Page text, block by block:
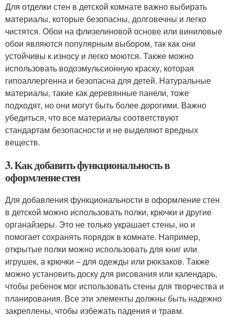
Для отделки стен в детской комнате важно выбирать
материалы, которые безопасны, долговечны и легко
чистятся. Обои на флизелиновой основе или виниловые
обои являются популярным выбором, так как они
устойчивы к износу и легко моются. Также можно
использовать водоэмульсионную краску, которая
гипоаллергенна и безопасна для детей. Натуральные
материалы, такие как деревянные панели, тоже
подходят, но они могут быть более дорогими. Важно
убедиться, что все материалы соответствуют
стандартам безопасности и не выделяют вредных
веществ.
3. Как добавить функциональность в
оформление стен
Для добавления функциональности в оформление стен
в детской можно использовать полки, крючки и другие
органайзеры. Это не только украшает стены, но и
помогает сохранять порядок в комнате. Например,
открытые полки можно использовать для книг или
игрушек, а крючки – для одежды или рюкзаков. Также
можно установить доску для рисования или календарь,
чтобы ребенок мог использовать стены для творчества и
планирования. Все эти элементы должны быть надежно
закреплены, чтобы избежать падения и травм.